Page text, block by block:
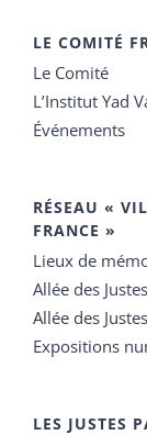
LE COMITÉ
Le Comité
L’Institut Yad
Événements
RÉSEAU «
FRANCE »
Lieux de
Allée des
Allée des
Expositions
LES JUSTES